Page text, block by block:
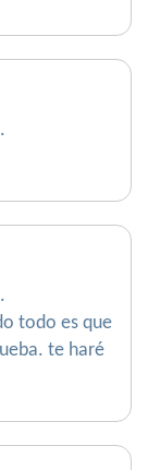
todo es que
te haré